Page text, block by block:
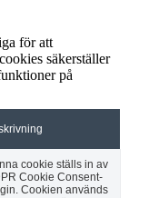
för att
säkerställer
på
cookie ställs in av
Cookie Consent-
Cookien används